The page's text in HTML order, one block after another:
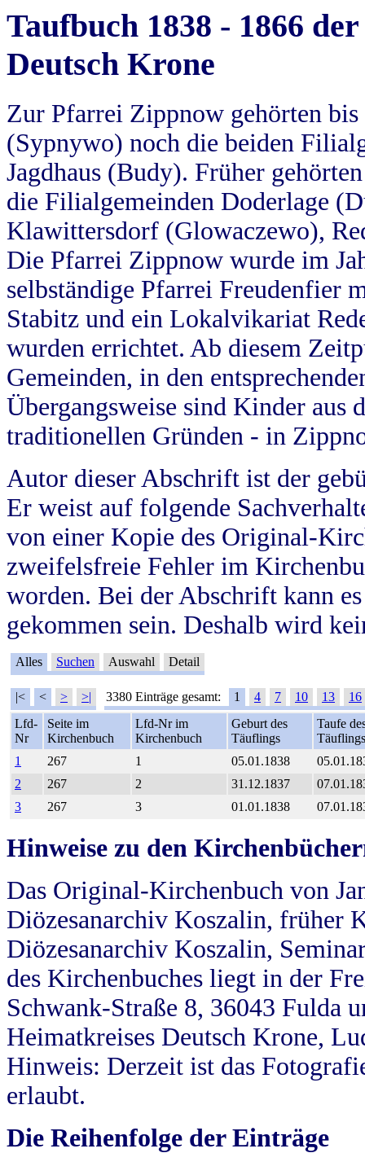
Taufbuch 1838 - 1866
Deutsch Krone
Zur Pfarrei Zippnow gehörten
(Sypnywo) noch die beiden
Jagdhaus (Budy). Früher
die Filialgemeinden Doderlage
Klawittersdorf (Glowaczewo),
Die Pfarrei Zippnow wurde im
selbständige Pfarrei Freudenfier
Stabitz und ein Lokalvikariat
wurden errichtet. Ab diesem
Gemeinden, in den
Übergangsweise sind Kinder aus
traditionellen Gründen - in
Autor dieser Abschrift ist der
Er weist auf folgende
von einer Kopie des Original-
zweifelsfreie Fehler im
worden. Bei der Abschrift kann
gekommen sein. Deshalb wird
Alles Suchen Auswahl Detail
|< < > >| 3380 Einträge gesamt: 1 4 7 10 13
16
Lfd-
Nr
Seite im
Kirchenbuch
Lfd-Nr im
Kirchenbuch
Geburt des
Täuflings
Taufe
Täuflings
1
267 1 05.01.1838
2
267 2 31.12.1837
3
267 3 01.01.1838
Hinweise zu den
Das Original-Kirchenbuch von
Diözesanarchiv Koszalin, früher
Diözesanarchiv Koszalin,
des Kirchenbuches liegt in der
Schwank-Straße 8, 36043 Fulda
Heimatkreises Deutsch Krone,
Hinweis: Derzeit ist das
erlaubt.
Die Reihenfolge der Einträge